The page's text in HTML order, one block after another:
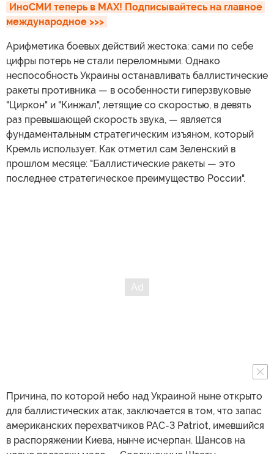
ИноСМИ теперь в MAX! Подписывайтесь на главное
международное >>>
Арифметика боевых действий жестока: сами по себе
цифры потерь не стали переломными. Однако
неспособность Украины останавливать баллистические
ракеты противника — в особенности гиперзвуковые
"Циркон" и "Кинжал", летящие со скоростью, в девять
раз превышающей скорость звука, — является
фундаментальным стратегическим изъяном, который
Кремль использует. Как отметил сам Зеленский в
прошлом месяце: "Баллистические ракеты — это
последнее стратегическое преимущество России".
Причина, по которой небо над Украиной ныне открыто
для баллистических атак, заключается в том, что запас
американских перехватчиков PAC-3 Patriot, имевшийся
в распоряжении Киева, нынче исчерпан. Шансов на